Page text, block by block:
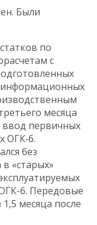
Были
по
с
месяца
ввод первичных
ОГК‑6.
без
«старых»
6. Передовые
месяца после